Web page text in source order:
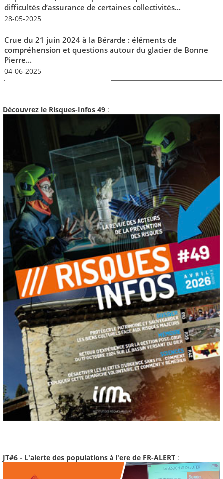
difficultés d’assurance de certaines collectivités...
28-05-2025
Crue du 21 juin 2024 à la Bérarde : éléments de
compréhension et questions autour du glacier de Bonne
Pierre...
04-06-2025
Découvrez le Risques-Infos 49 :
JT#6 - L'alerte des populations à l'ere de FR-ALERT :